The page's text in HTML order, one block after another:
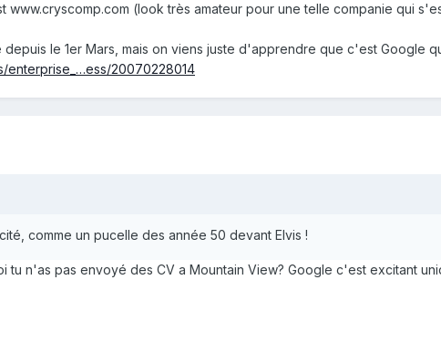
www.cryscomp.com (look très amateur pour une telle companie qui
le 1er Mars, mais on viens juste d'apprendre que c'est Google
enterprise_…ess/20070228014
comme un pucelle des année 50 devant Elvis !
tu n'as pas envoyé des CV a Mountain View? Google c'est excitant